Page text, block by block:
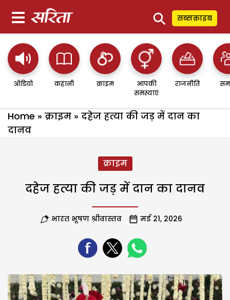
⚲ सब्सक्राइब
ऑडियो कहानी क्राइम
आपकी
समस्याएं
राजनीति
Home » क्राइम » दहेज हत्या की जड़ में दान का
दानव
क्राइम
दहेज हत्या की जड़ में दान का दानव
भारत भूषण श्रीवास्तव मई 21, 2026